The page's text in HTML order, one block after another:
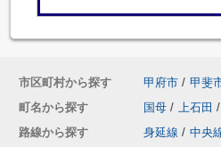
市区町村から探す 甲府市 / 甲斐
町名から探す
国母 / 上石田 /
路線から探す
身延線 / 中央